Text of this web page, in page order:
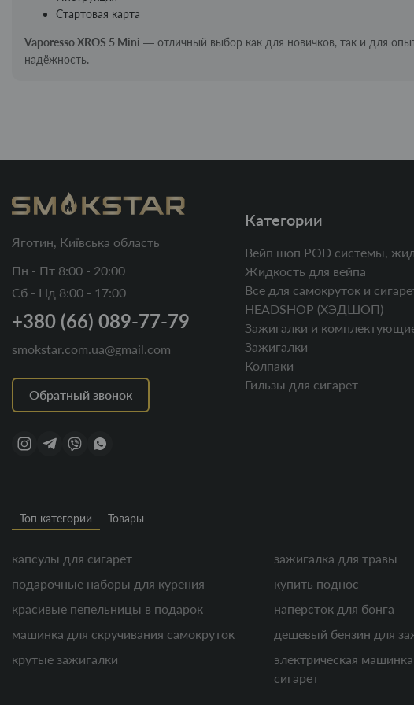
Стартовая карта
Vaporesso XROS 5 Mini — отличный выбор как для новичков, так и для
надёжность.
Яготин, Київська область
Пн - Пт 8:00 - 20:00
Сб - Нд 8:00 - 17:00
+380 (66) 089-77-79
smokstar.com.ua@gmail.com
Обратный звонок
Категории
Вейп шоп POD системы,
Жидкость для вейпа
Все для самокруток и
HEADSHOP (ХЭДШОП)
Зажигалки и
Зажигалки
Колпаки
Гильзы для сигарет
Топ категории Товары
капсулы для сигарет
подарочные наборы для курения
красивые пепельницы в подарок
машинка для скручивания самокруток
крутые зажигалки
зажигалка для травы
купить поднос
наперсток для бонга
дешевый бензин для
электрическая
сигарет